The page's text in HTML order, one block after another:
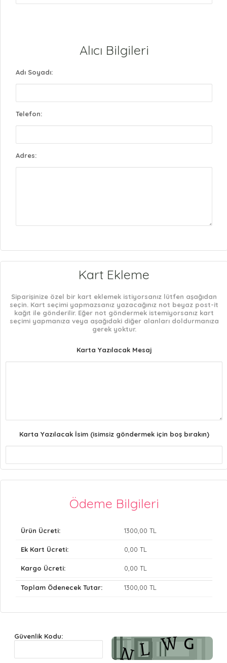
Alıcı Bilgileri
Adı Soyadı:
Telefon:
Adres:
Kart Ekleme
Siparişinize özel bir kart eklemek istiyorsanız lütfen aşağıdan
seçin. Kart seçimi yapmazsanız yazacağınız not beyaz post-it
kağıt ile gönderilir. Eğer not göndermek istemiyorsanız kart
seçimi yapmanıza veya aşağıdaki diğer alanları doldurmanıza
gerek yoktur.
Karta Yazılacak Mesaj
Karta Yazılacak İsim (isimsiz göndermek için boş bırakın)
Ödeme Bilgileri
Ürün Ücreti: 1300 ,00 TL
Ek Kart Ücreti: 0 ,00 TL
Kargo Ücreti: 0 ,00 TL
Toplam Ödenecek Tutar: 1300 ,00 TL
Güvenlik Kodu: